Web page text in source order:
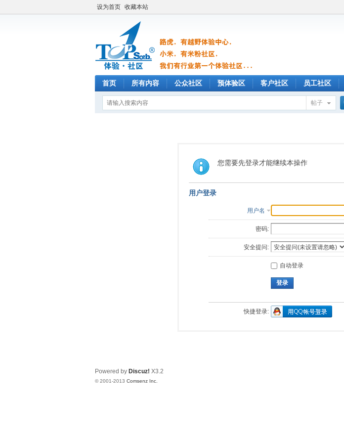
设为首页 收藏本站
首页 所有内容 公众社区 预体验区 客户社区 员工社区
帖子
您需要先登录才能继续本操作
用户登录
用户名
密码:
安全提问:
自动登录
登录
快捷登录:
Powered by Discuz! X3.2
© 2001-2013 Comsenz Inc.